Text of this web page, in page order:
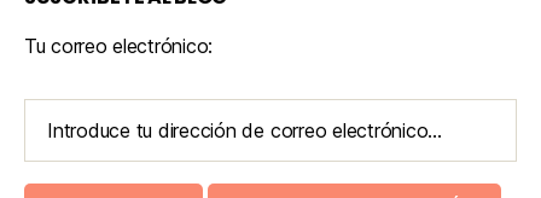
Tu correo electrónico: